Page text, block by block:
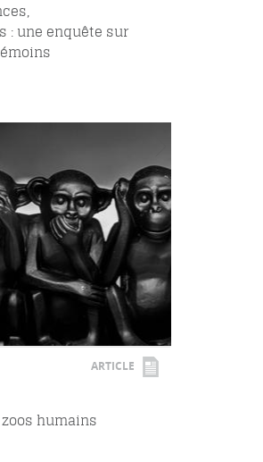
: une enquête sur
ARTICLE
zoos humains